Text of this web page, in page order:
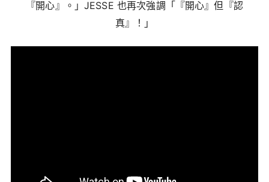
『開心』。」JESSE 也再次強調「『開心』但『認
真』！」